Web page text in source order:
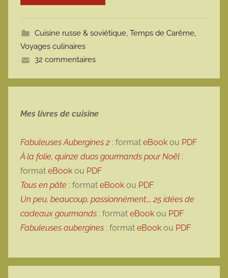
t
Cuisine russe & soviétique, Temps de Carême,
Voyages culinaires
32 commentaires
Mes livres de cuisine
Fabuleuses Aubergines 2 : format eBook ou PDF
À la folie, quinze duos gourmands pour Noël :
format eBook ou PDF
Tous en pâte : format eBook ou PDF
Un peu, beaucoup, passionnément…, 25 idées de
cadeaux gourmands : format eBook ou PDF
Fabuleuses aubergines : format eBook ou PDF